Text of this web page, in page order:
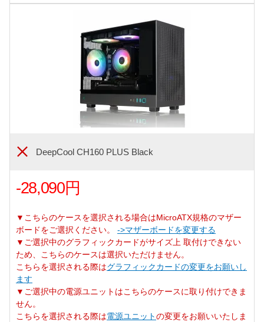
DeepCool CH160 PLUS Black
-28,090円
▼こちらのケースを選択される場合はMicroATX規格のマザー
ボードをご選択ください。 ->マザーボードを変更する
▼ご選択中のグラフィックカードがサイズ上 取付けできない
ため、こちらのケースは選択いただけません。
こちらを選択される際はグラフィックカードの変更をお願いし
ます
▼ご選択中の電源ユニットはこちらのケースに取り付けできま
せん。
こちらを選択される際は電源ユニットの変更をお願いいたしま